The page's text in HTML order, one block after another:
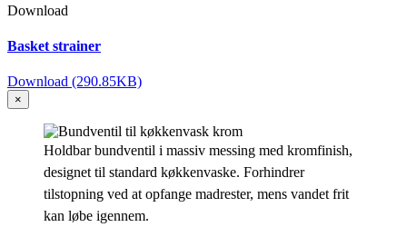
Download
Basket strainer
Download (290.85KB)
×
Holdbar bundventil i massiv messing med kromfinish,
designet til standard køkkenvaske. Forhindrer
tilstopning ved at opfange madrester, mens vandet frit
kan løbe igennem.